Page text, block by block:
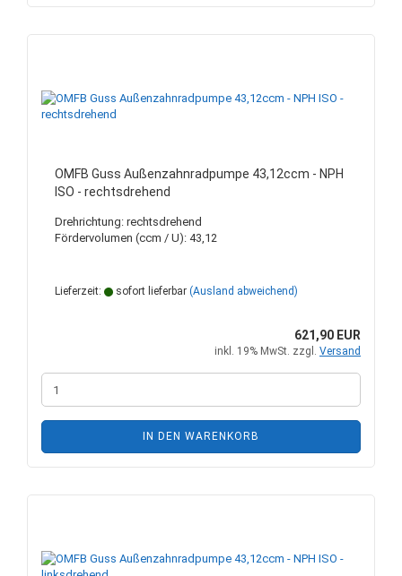
OMFB Guss Außenzahnradpumpe 43,12ccm - NPH
ISO - rechtsdrehend
Drehrichtung: rechtsdrehend
Fördervolumen (ccm / U): 43,12
Lieferzeit: sofort lieferbar (Ausland abweichend)
621,90 EUR
inkl. 19% MwSt. zzgl. Versand
IN DEN WARENKORB